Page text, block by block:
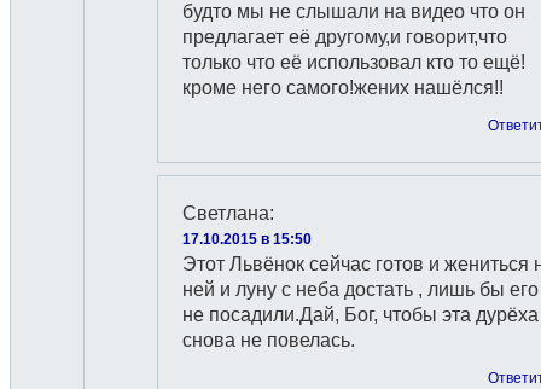
будто мы не слышали на видео что он
предлагает её другому,и говорит,что
только что её использовал кто то ещё!
кроме него самого!жених нашёлся!!
Светлана:
17.10.2015 в 15:50
Этот Львёнок сейчас готов и жениться
ней и луну с неба достать , лишь бы его
не посадили.Дай, Бог, чтобы эта дурёха
снова не повелась.